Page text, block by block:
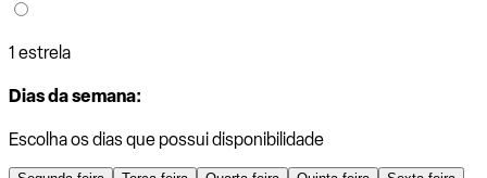
1 estrela
Dias da semana:
Escolha os dias que possui disponibilidade